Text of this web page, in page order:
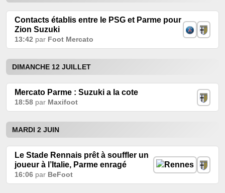
Contacts établis entre le PSG et Parme pour
Zion Suzuki
13:42 par Foot Mercato
DIMANCHE 12 JUILLET
Mercato Parme : Suzuki a la cote
18:58 par Maxifoot
MARDI 2 JUIN
Le Stade Rennais prêt à souffler un
joueur à l’Italie, Parme enragé
16:06 par BeFoot